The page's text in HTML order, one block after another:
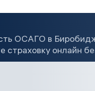
ОСАГО в
страховку онлайн